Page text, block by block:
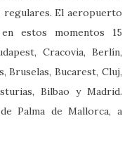
regulares. El aeropuerto
estos momentos 15
Cracovia, Berlín,
Bruselas, Bucarest, Cluj,
Bilbao y Madrid.
Palma de Mallorca, a